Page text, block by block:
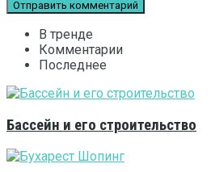
В тренде
Комментарии
Последнее
Бассейн и его строительство